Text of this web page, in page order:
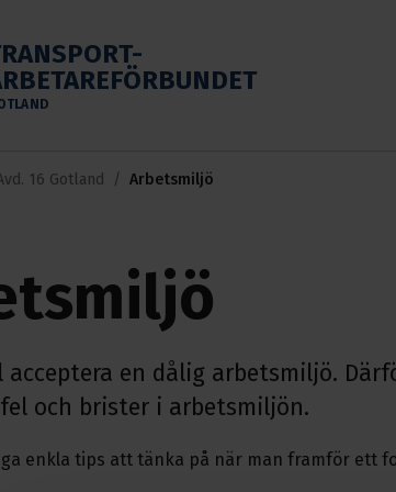
16 Gotland Arbetsmiljö
acceptera en dålig arbetsmiljö.
och brister i arbetsmiljön.
enkla tips att tänka på när man framför ett